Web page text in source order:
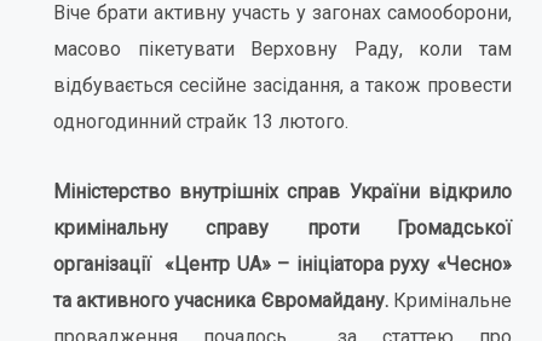
Віче брати активну участь у загонах самооборони,
масово пікетувати Верховну Раду, коли там
відбувається сесійне засідання, а також провести
одногодинний страйк 13 лютого.
Міністерство внутрішніх справ України відкрило
кримінальну справу проти Громадської
організації «Центр UA» – ініціатора руху «Чесно»
та активного учасника Євромайдану.Кримінальне